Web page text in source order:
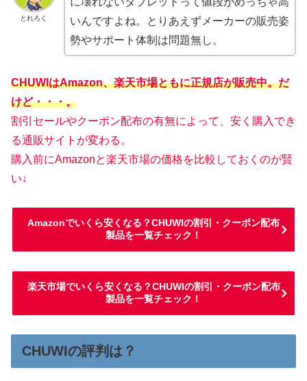
とれろく
いんですよね。とりあえずメーカーの販売姿
勢やサポート体制は問題無し。
CHUWIはAmazon、楽天市場ともに正規店が販売中。だ
けど・・・。
割引セールやクーポン配布の有無によって、安く購入でき
る通販サイトが変わる。
購入前にAmazonと楽天市場の価格を比較しておくのが賢
い↓
Amazonでいくら安くなる？CHUWIの割引・クーポン配布
製品を一覧チェック！
楽天市場でいくら安くなる？CHUWIの割引・クーポン配布
製品を一覧チェック！
CHUWIの評判は？